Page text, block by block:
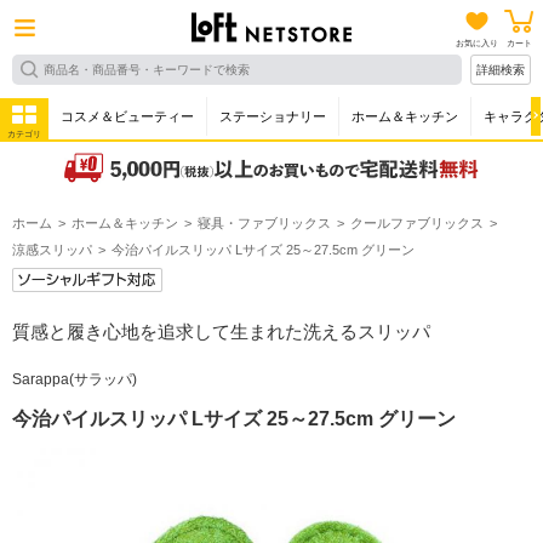
お気に入り カート
詳細検索
カテゴリ
コスメ＆ビューティー ステーショナリー ホーム＆キッチン キャラク
ホーム ホーム＆キッチン 寝具・ファブリックス
クールファブリックス
涼感スリッパ
今治パイルスリッパ Lサイズ 25～27.5cm グリーン
質感と履き心地を追求して生まれた洗えるスリッパ
Sarappa(サラッパ)
今治パイルスリッパ Lサイズ 25～27.5cm グリーン